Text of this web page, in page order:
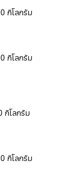
กิโลกรัม
กิโลกรัม
กิโลกรัม
กิโลกรัม